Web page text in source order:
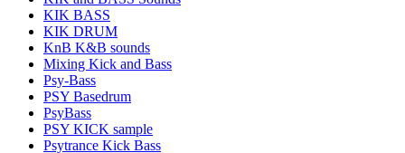
KIK BASS
KIK DRUM
KnB K&B sounds
Mixing Kick and Bass
Psy-Bass
PSY Basedrum
PsyBass
PSY KICK sample
Psytrance Kick Bass